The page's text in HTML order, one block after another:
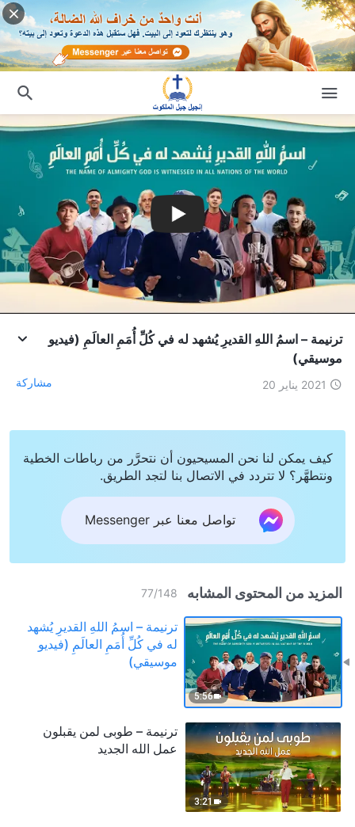
ترنيمة – اسمُ اللهِ القديرِ يُشهد له في كُلِّ أُمَمِ العالَمِ (فيديو
موسيقي)
2021 يناير 20 مشاركة
كيف يمكن لنا نحن المسيحيون أن نتحرَّر من رباطات الخطية
ونتطهَّر؟ لا تتردد في الاتصال بنا لتجد الطريق.
تواصل معنا عبر Messenger
المزيد من المحتوى المشابه 77/148
5:56
ترنيمة – اسمُ اللهِ القديرِ يُشهد
له في كُلِّ أُمَمِ العالَمِ (فيديو
موسيقي)
3:21
ترنيمة – طوبى لمن يقبلون
عمل الله الجديد‎‎